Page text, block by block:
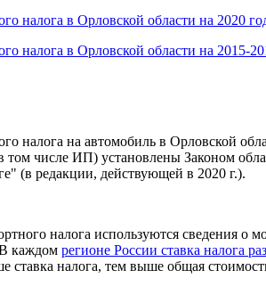
налога в Орловской области на 2020
налога в Орловской области на 2015-
налога на автомобиль в Орловской
том числе ИП) установлены Законом
(в редакции, действующей в 2020 г.).
налога используются сведения о
В каждом регионе России ставка налога
ставка налога, тем выше общая